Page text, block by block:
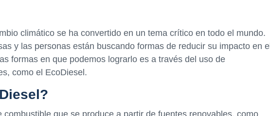
climático se ha convertido en un tema crítico en todo el mundo.
y las personas están buscando formas de reducir su impacto en el
formas en que podemos lograrlo es a través del uso de
como el EcoDiesel.